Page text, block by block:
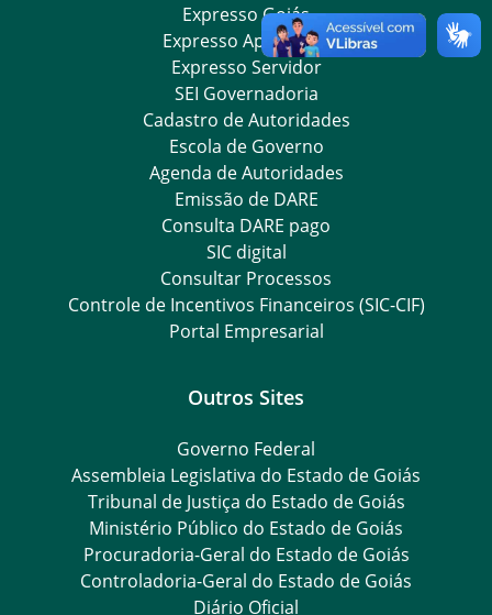
Expresso Goiás
Expresso Aplicações
Expresso Servidor
SEI Governadoria
Cadastro de Autoridades
Escola de Governo
Agenda de Autoridades
Emissão de DARE
Consulta DARE pago
SIC digital
Consultar Processos
Controle de Incentivos Financeiros (SIC-CIF)
Portal Empresarial
Outros Sites
Governo Federal
Assembleia Legislativa do Estado de Goiás
Tribunal de Justiça do Estado de Goiás
Ministério Público do Estado de Goiás
Procuradoria-Geral do Estado de Goiás
Controladoria-Geral do Estado de Goiás
Diário Oficial